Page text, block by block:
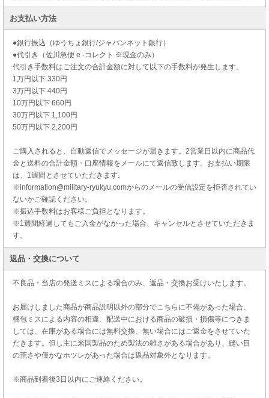
お支払い方法
●銀行振込（ゆうちょ銀行/ジャパンネット銀行）
●代引き（佐川急便 e -コレクト ※現金のみ）
代引き手数料はご注文の合計金額に対して以下の手数料が発生します。
1万円以下 330円
3万円以下 440円
10万円以下 660円
30万円以下 1,100円
50万円以下 2,200円
ご購入されると、自動返信でメッセージが届きます。2営業日以内に商品代
金と送料の合計金額・口座情報をメールにて返信致します。お支払い期限
は、1週間とさせていただきます。
※information@military-ryukyu.comからのメールの受信設定を拒否されてい
ないかご確認ください。
※振込手数料はお客様ご負担となります。
※1週間経過してもご入金がなかった場合、キャンセルとさせていただきま
す。
返品・交換について
不良品・当店の発送ミスによる場合のみ、返品・交換お受けいたします。
お届けしました商品が商品説明以外の部分でこちらに不備があった場合、
梱包ミスによる内容の相違、配送中における商品の破損・損傷等につきま
しては、在庫がある場合には無料交換、無い場合にはご返金をさせていた
だきます。但し主に米国製品のため製法の雑さがある場合があり、縫い目
の荒さや僅かなホツレがあった場合は返品対象外となります。
※商品到着後3日以内にご連絡ください。